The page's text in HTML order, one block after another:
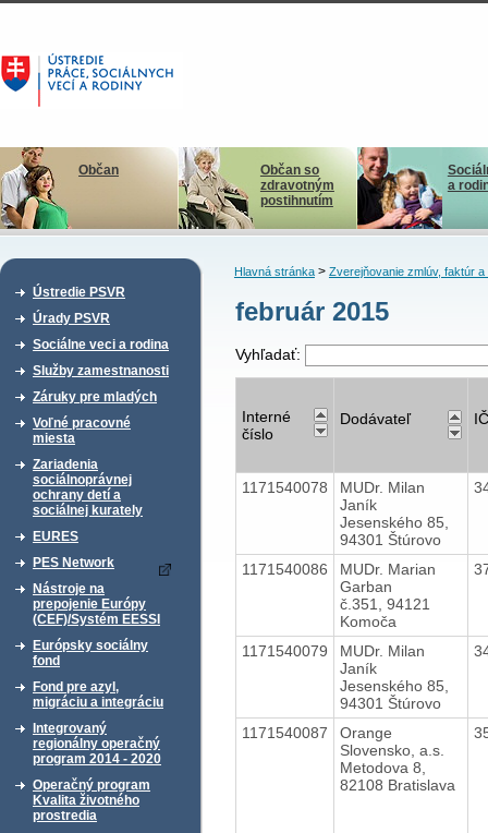
Občan
Občan so
zdravotným
postihnutím
a
Ústredie PSVR
Úrady PSVR
Sociálne veci a rodina
Služby zamestnanosti
Záruky pre mladých
Voľné pracovné
miesta
Zariadenia
sociálnoprávnej
ochrany detí a
sociálnej kurately
EURES
PES Network
Nástroje na
prepojenie Európy
(CEF)/Systém EESSI
Európsky sociálny
fond
Fond pre azyl,
migráciu a integráciu
Integrovaný
regionálny operačný
program 2014 - 2020
Operačný program
Kvalita životného
prostredia
Hlavná stránka> Zverejňovanie zmlúv, faktúr a
február 2015
Vyhľadať:
Interné
číslo
Dodávateľ
1171540078
MUDr. Milan
Janík
Jesenského 85,
94301 Štúrovo
1171540086
MUDr. Marian
Garban
č.351, 94121
Komoča
1171540079
MUDr. Milan
Janík
Jesenského 85,
94301 Štúrovo
1171540087
Orange
Slovensko, a.s.
Metodova 8,
82108 Bratislava